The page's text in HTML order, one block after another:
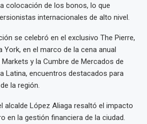
colocación de los bonos, lo que
internacionales de alto nivel.
se celebró en el exclusivo The Pierre,
York, en el marco de la cena anual
y la Cumbre de Mercados de
Latina, encuentros destacados para
la región.
alcalde López Aliaga resaltó el impacto
en la gestión financiera de la ciudad.